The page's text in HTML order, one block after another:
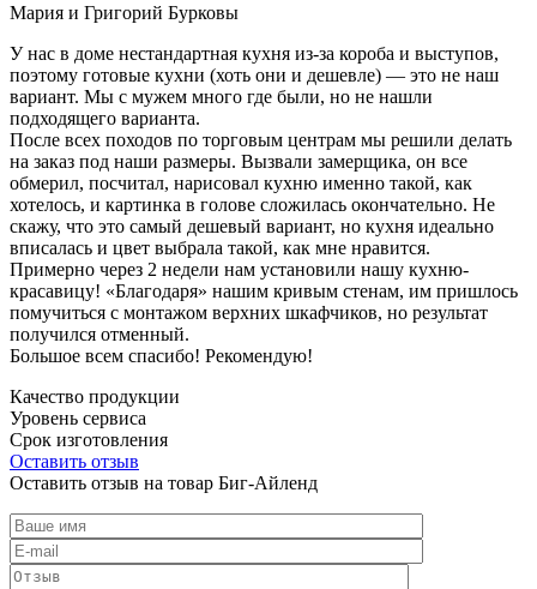
Мария и Григорий Бурковы
У нас в доме нестандартная кухня из-за короба и выступов,
поэтому готовые кухни (хоть они и дешевле) — это не наш
вариант. Мы с мужем много где были, но не нашли
подходящего варианта.
После всех походов по торговым центрам мы решили делать
на заказ под наши размеры. Вызвали замерщика, он все
обмерил, посчитал, нарисовал кухню именно такой, как
хотелось, и картинка в голове сложилась окончательно. Не
скажу, что это самый дешевый вариант, но кухня идеально
вписалась и цвет выбрала такой, как мне нравится.
Примерно через 2 недели нам установили нашу кухню-
красавицу! «Благодаря» нашим кривым стенам, им пришлось
помучиться с монтажом верхних шкафчиков, но результат
получился отменный.
Большое всем спасибо! Рекомендую!
Качество продукции
Уровень сервиса
Срок изготовления
Оставить отзыв
Оставить отзыв на товар Биг-Айленд